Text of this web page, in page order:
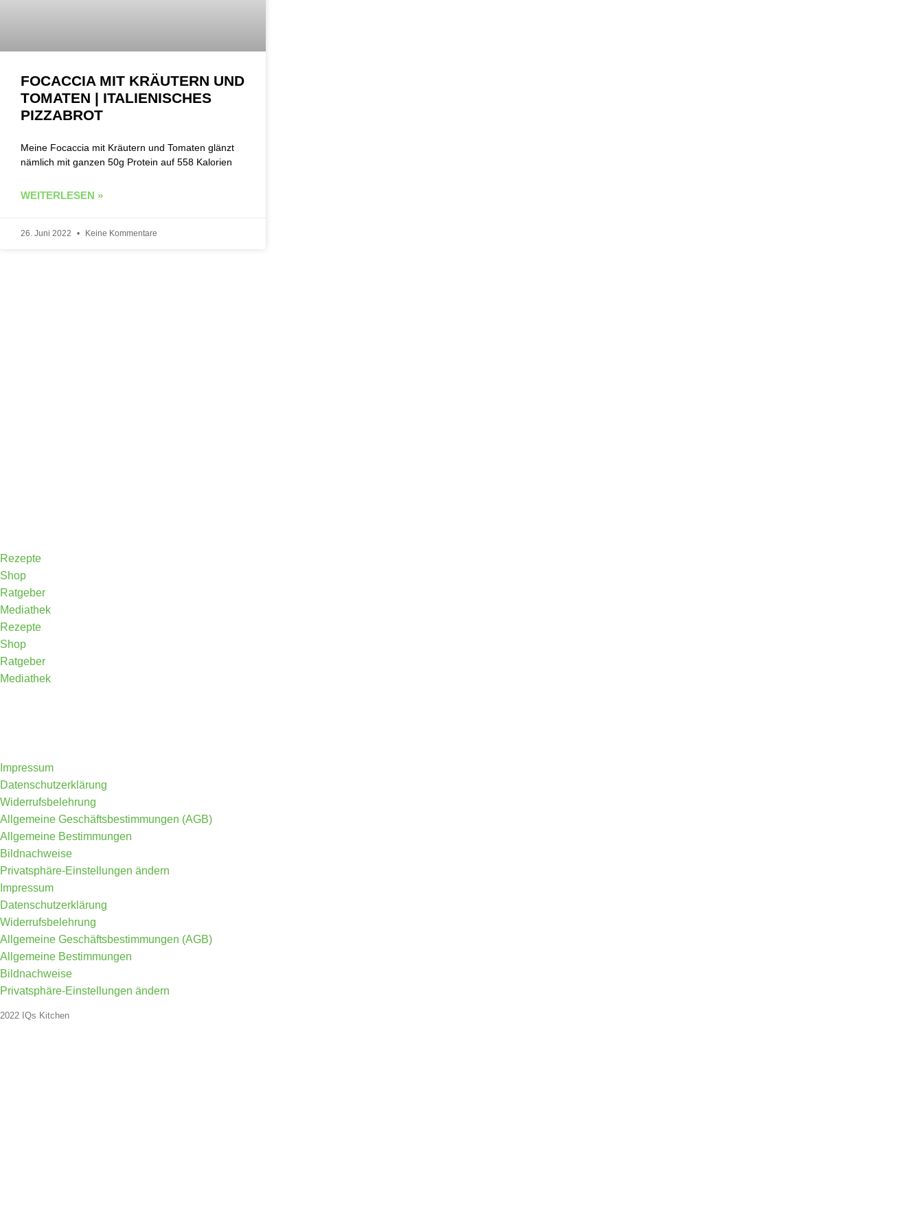
FOCACCIA MIT KRÄUTERN UND
TOMATEN | ITALIENISCHES
PIZZABROT
Meine Focaccia mit Kräutern und Tomaten glänzt
nämlich mit ganzen 50g Protein auf 558 Kalorien
WEITERLESEN »
26. Juni 2022 Keine Kommentare
Rezepte
Shop
Ratgeber
Mediathek
Rezepte
Shop
Ratgeber
Mediathek
Impressum
Datenschutzerklärung
Widerrufsbelehrung
Allgemeine Geschäftsbestimmungen (AGB)
Allgemeine Bestimmungen
Bildnachweise
Privatsphäre-Einstellungen ändern
Impressum
Datenschutzerklärung
Widerrufsbelehrung
Allgemeine Geschäftsbestimmungen (AGB)
Allgemeine Bestimmungen
Bildnachweise
Privatsphäre-Einstellungen ändern
2022 IQs Kitchen